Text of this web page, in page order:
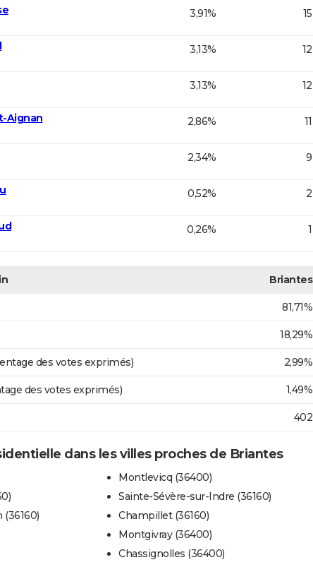
3,91% 15
3,13% 12
3,13% 12
Aignan 2,86% 11
2,34% 9
0,52% 2
0,26% 1
Briantes
81,71%
18,29%
des votes exprimés) 2,99%
des votes exprimés) 1,49%
402
dans les villes proches de Briantes
Montlevicq (36400)
Sainte-Sévère-sur-Indre (36160)
Champillet (36160)
Montgivray (36400)
Chassignolles (36400)